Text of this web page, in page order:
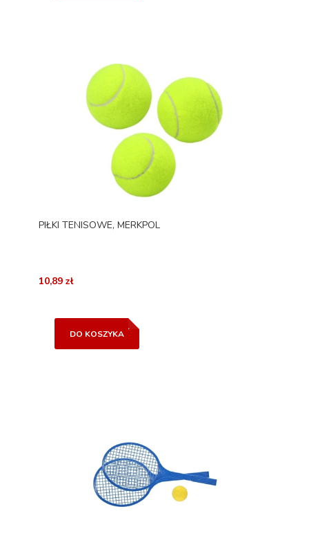
PIŁKI TENISOWE, MERKPOL
10,89 zł
DO KOSZYKA